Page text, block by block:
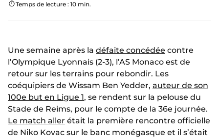
Temps de lecture : 10 min.
Une semaine après la défaite concédée contre
l’Olympique Lyonnais (2-3), l’AS Monaco est de
retour sur les terrains pour rebondir. Les
coéquipiers de Wissam Ben Yedder, auteur de son
100e but en Ligue 1, se rendent sur la pelouse du
Stade de Reims, pour le compte de la 36e journée.
Le match aller était la première rencontre officielle
de Niko Kovac sur le banc monégasque et il s’était